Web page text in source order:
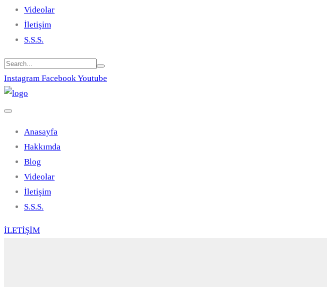
Videolar
İletişim
S.S.S.
Instagram FacebookYoutube
Anasayfa
Hakkımda
Blog
Videolar
İletişim
S.S.S.
İLETİŞİM